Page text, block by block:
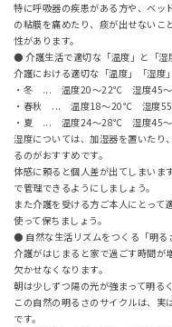
特に呼吸器の疾患がある方や、ベッ
の粘膜を痛めたり、痰が出せないこ
性があります。
● 介護生活で適切な「温度」と「湿
介護における適切な「温度」「湿度
・冬 ... 温度20～22℃ 湿度45
・春秋 ... 温度18～20℃ 湿度55
・夏 ... 温度24～28℃ 湿度45
湿度については、加湿器を置いたり
るのがおすすめです。
体感に頼ると個人差が出てしまいま
で管理できるようにしましょう。
また介護を受ける方ご本人にとって
使って保ちましょう。
● 自然な生活リズムをつくる「明る
介護がはじまると家で過ごす時間が
欠かせなくなります。
朝は少しずつ陽の光が強まって明る
この自然の明るさのサイクルは、実
です。